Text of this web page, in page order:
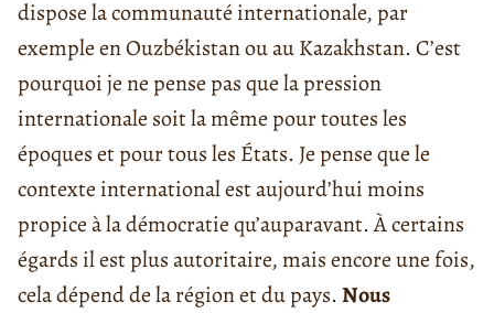
dispose la communauté internationale, par
exemple en Ouzbékistan ou au Kazakhstan. C’est
pourquoi je ne pense pas que la pression
internationale soit la même pour toutes les
époques et pour tous les États. Je pense que le
contexte international est aujourd’hui moins
propice à la démocratie qu’auparavant. À certains
égards il est plus autoritaire, mais encore une fois,
cela dépend de la région et du pays.Nous